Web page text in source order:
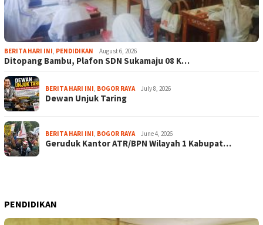
BERITA HARI INI PENDIDIKAN August 6, 2026
Ditopang Bambu, Plafon SDN Sukamaju 08 K…
BERITA HARI INI BOGOR RAYA July 8, 2026
Dewan Unjuk Taring
BERITA HARI INI BOGOR RAYA June 4, 2026
Geruduk Kantor ATR/BPN Wilayah 1 Kabupat…
PENDIDIKAN